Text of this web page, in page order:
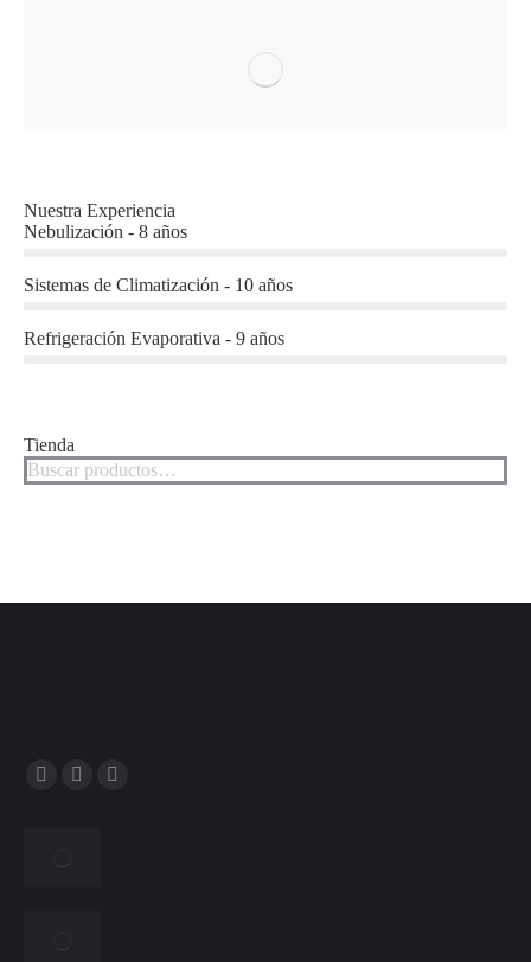
Nuestra Experiencia
Nebulización - 8 años
Sistemas de Climatización - 10 años
Refrigeración Evaporativa - 9 años
Tienda